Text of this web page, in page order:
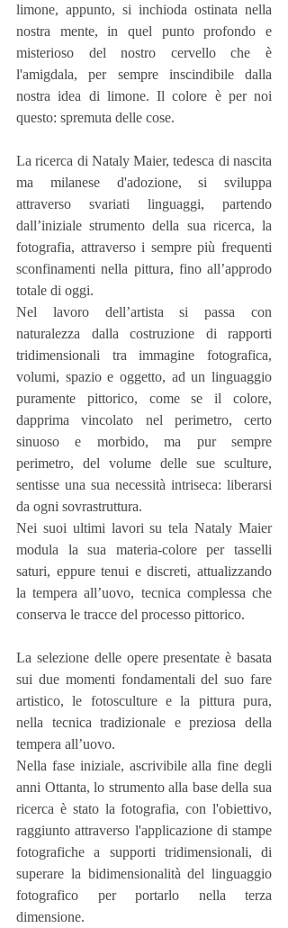
limone, appunto, si inchioda ostinata nella
nostra mente, in quel punto profondo e
misterioso del nostro cervello che è
l'amigdala, per sempre inscindibile dalla
nostra idea di limone. Il colore è per noi
questo: spremuta delle cose.
La ricerca di Nataly Maier, tedesca di nascita
ma milanese d'adozione, si sviluppa
attraverso svariati linguaggi, partendo
dall’iniziale strumento della sua ricerca, la
fotografia, attraverso i sempre più frequenti
sconfinamenti nella pittura, fino all’approdo
totale di oggi.
Nel lavoro dell’artista si passa con
naturalezza dalla costruzione di rapporti
tridimensionali tra immagine fotografica,
volumi, spazio e oggetto, ad un linguaggio
puramente pittorico, come se il colore,
dapprima vincolato nel perimetro, certo
sinuoso e morbido, ma pur sempre
perimetro, del volume delle sue sculture,
sentisse una sua necessità intriseca: liberarsi
da ogni sovrastruttura.
Nei suoi ultimi lavori su tela Nataly Maier
modula la sua materia-colore per tasselli
saturi, eppure tenui e discreti, attualizzando
la tempera all’uovo, tecnica complessa che
conserva le tracce del processo pittorico.
La selezione delle opere presentate è basata
sui due momenti fondamentali del suo fare
artistico, le fotosculture e la pittura pura,
nella tecnica tradizionale e preziosa della
tempera all’uovo.
Nella fase iniziale, ascrivibile alla fine degli
anni Ottanta, lo strumento alla base della sua
ricerca è stato la fotografia, con l'obiettivo,
raggiunto attraverso l'applicazione di stampe
fotografiche a supporti tridimensionali, di
superare la bidimensionalità del linguaggio
fotografico per portarlo nella terza
dimensione.